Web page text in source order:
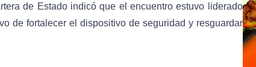
de Estado indicó que el encuentro estuvo liderado
de fortalecer el dispositivo de seguridad y resguardar